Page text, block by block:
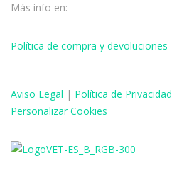
Más info en:
Política de compra y devoluciones
Aviso Legal | Política de Privacidad
Personalizar Cookies